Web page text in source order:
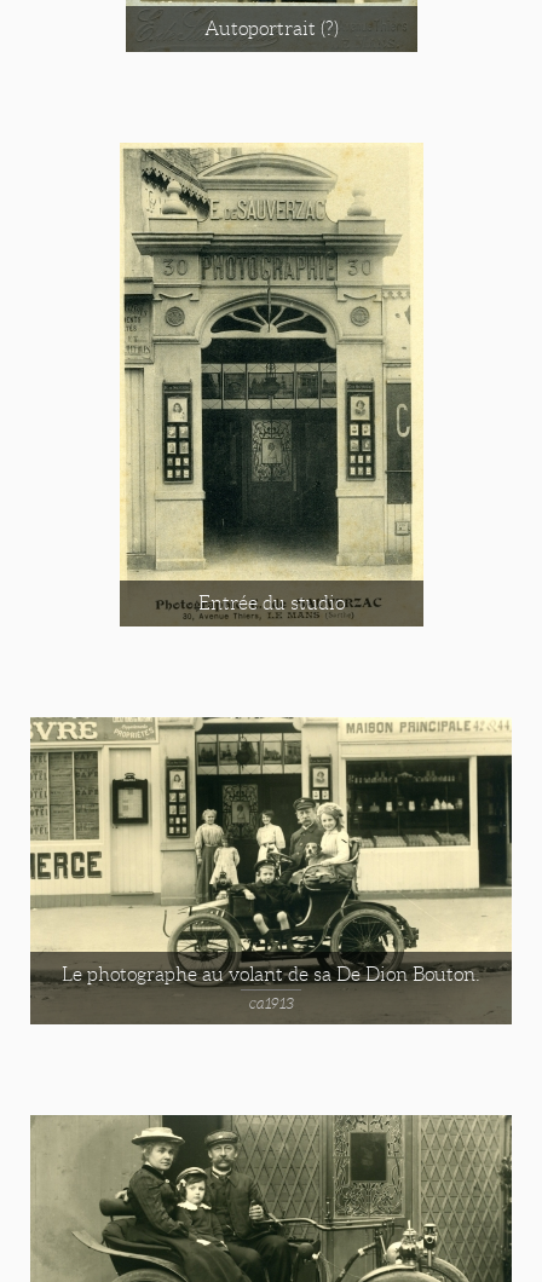
Autoportrait (?)
Entrée du studio
Le photographe au volant de sa De Dion Bouton.
ca1913